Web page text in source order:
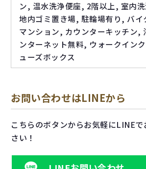
ン, 温水洗浄便座, 2階以上, 室内
地内ゴミ置き場, 駐輪場有り, バ
マンション, カウンターキッチン,
ンターネット無料, ウォークイン
ューズボックス
お問い合わせはLINEから
こちらのボタンからお気軽にLINE
さい！